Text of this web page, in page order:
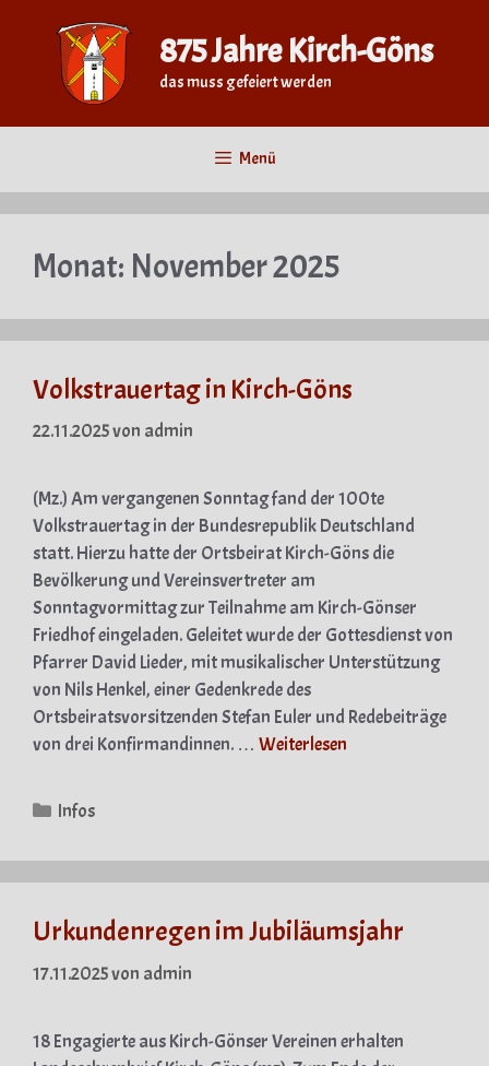
springen
875 Jahre Kirch-Göns
das muss gefeiert werden
Menü
Monat: November 2025
Volkstrauertag in Kirch-Göns
22.11.2025von admin
(Mz.) Am vergangenen Sonntag fand der 100te
Volkstrauertag in der Bundesrepublik Deutschland
statt. Hierzu hatte der Ortsbeirat Kirch-Göns die
Bevölkerung und Vereinsvertreter am
Sonntagvormittag zur Teilnahme am Kirch-Gönser
Friedhof eingeladen. Geleitet wurde der Gottesdienst von
Pfarrer David Lieder, mit musikalischer Unterstützung
von Nils Henkel, einer Gedenkrede des
Ortsbeiratsvorsitzenden Stefan Euler und Redebeiträge
von drei Konfirmandinnen. … Weiterlesen
Kategorien
Infos
Urkundenregen im Jubiläumsjahr
17.11.2025von admin
18 Engagierte aus Kirch-Gönser Vereinen erhalten